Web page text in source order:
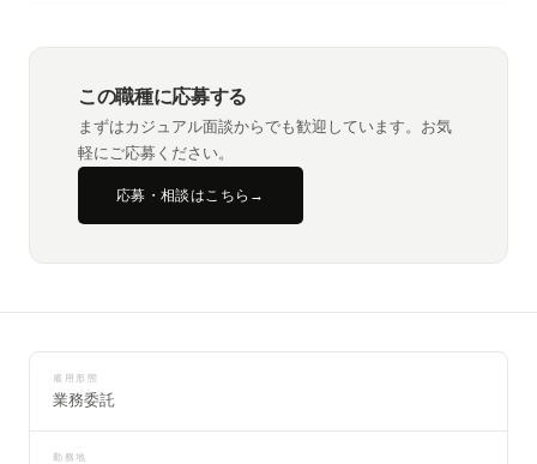
この職種に応募する
まずはカジュアル面談からでも歓迎しています。お気
軽にご応募ください。
応募・相談はこちら →
雇用形態
業務委託
勤務地